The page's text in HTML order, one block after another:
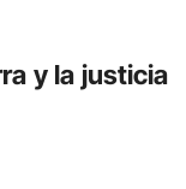
y la justicia